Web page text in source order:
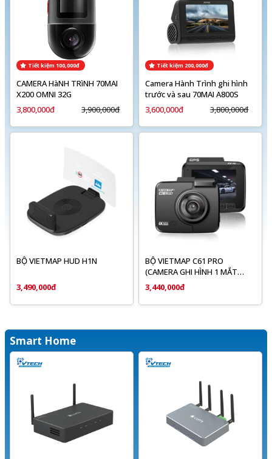
Tiết kiệm 100,000đ
CAMERA HàNH TRìNH 70MAI
X200 OMNI 32G
3,800,000đ
3,900,000đ
Tiết kiệm 200,000đ
Camera Hành Trình ghi hình
trước và sau 70MAI A800S
3,600,000đ
3,800,000đ
BỘ VIETMAP HUD H1N
3,490,000đ
BỘ VIETMAP C61 PRO
(CAMERA GHI HÌNH 1 MẮT
TRƯỚC)
3,440,000đ
Smart Home